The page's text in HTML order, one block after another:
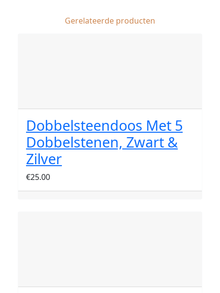
Gerelateerde producten
Dobbelsteendoos Met 5
Dobbelstenen, Zwart &
Zilver
€25.00